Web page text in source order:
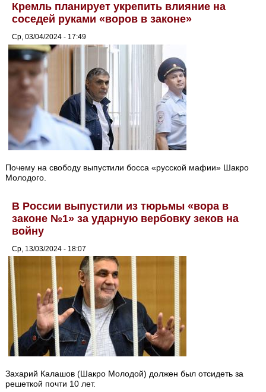
Кремль планирует укрепить влияние на
соседей руками «воров в законе»
Ср, 03/04/2024 - 17:49
Почему на свободу выпустили босса «русской мафии» Шакро
Молодого.
В России выпустили из тюрьмы «вора в
законе №1» за ударную вербовку зеков на
войну
Ср, 13/03/2024 - 18:07
Захарий Калашов (Шакро Молодой) должен был отсидеть за
решеткой почти 10 лет.